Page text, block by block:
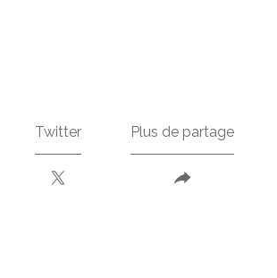
Twitter Plus de partage